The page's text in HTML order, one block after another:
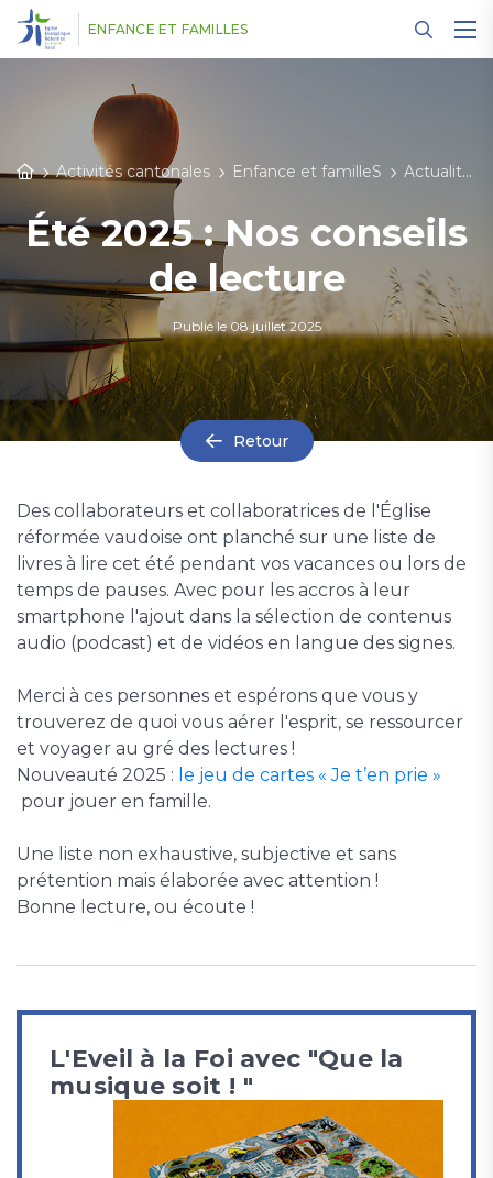
ENFANCE ET FAMILLES
Activités cantonales Enfance et familleS Actualités
Été 2025 : Nos conseils
de lecture
Publié le08 juillet 2025
Retour
Des collaborateurs et collaboratrices de l'Église
réformée vaudoise ont planché sur une liste de
livres à lire cet été pendant vos vacances ou lors de
temps de pauses. Avec pour les accros à leur
smartphone l'ajout dans la sélection de contenus
audio (podcast) et de vidéos en langue des signes.
Merci à ces personnes et espérons que vous y
trouverez de quoi vous aérer l'esprit, se ressourcer
et voyager au gré des lectures !
Nouveauté 2025 : le jeu de cartes « Je t’en prie »
pour jouer en famille.
Une liste non exhaustive, subjective et sans
prétention mais élaborée avec attention !
Bonne lecture, ou écoute !
L'Eveil à la Foi avec "Que la
musique soit ! "
Panneau de gestion des cookies